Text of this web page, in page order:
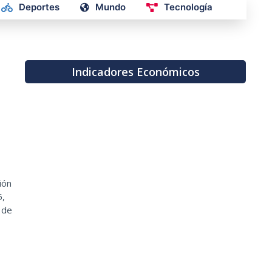
Deportes Mundo Tecnología
Indicadores Económicos